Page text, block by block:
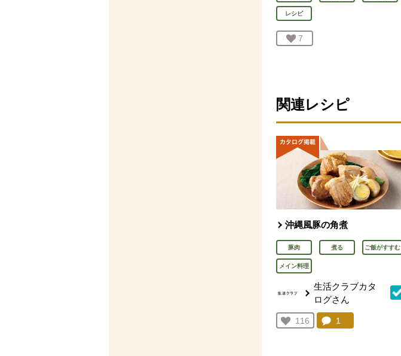
レシピ
お気に入り登録：
7
関連レシピ
沖縄風豚の角煮
豚肉 煮る ご飯がすすむ
メイン料理
生活クラブカタ
ログさん
お気に入り登録：
116
人が登録
コメント：
1